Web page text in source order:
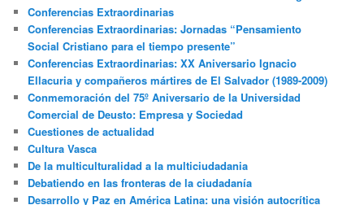
Conferencias Extraordinarias
Conferencias Extraordinarias: Jornadas “Pensamiento
Social Cristiano para el tiempo presente”
Conferencias Extraordinarias: XX Aniversario Ignacio
Ellacuria y compañeros mártires de El Salvador (1989-2009)
Conmemoración del 75º Aniversario de la Universidad
Comercial de Deusto: Empresa y Sociedad
Cuestiones de actualidad
Cultura Vasca
De la multiculturalidad a la multiciudadania
Debatiendo en las fronteras de la ciudadanía
Desarrollo y Paz en América Latina: una visión autocrítica